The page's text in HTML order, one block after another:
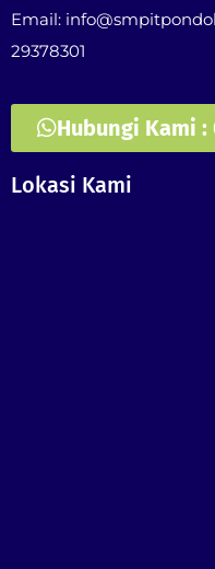
Email:
29378301
Hubungi Kami :
Lokasi Kami